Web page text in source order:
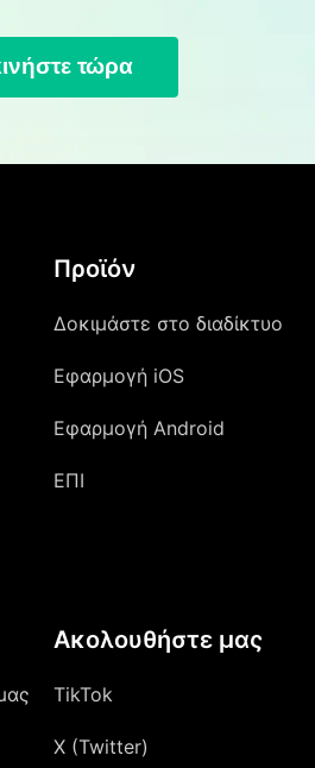
τώρα
Προϊόν
Δοκιμάστε στο διαδίκτυο
Εφαρμογή iOS
Εφαρμογή Android
ΕΠΙ
Ακολουθήστε μας
TikTok
X (Twitter)